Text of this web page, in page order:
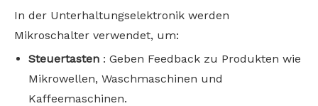
In der Unterhaltungselektronik werden
Mikroschalter verwendet, um:
Steuertasten : Geben Feedback zu Produkten wie
Mikrowellen, Waschmaschinen und
Kaffeemaschinen.